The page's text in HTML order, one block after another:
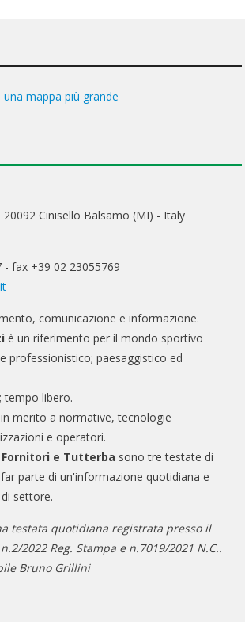
20092 Cinisello Balsamo (MI) - Italy
- fax +39 02 23055769
comunicazione e informazione.
è un riferimento per il mondo sportivo
professionistico; paesaggistico ed
tempo libero.
merito a normative, tecnologie
e operatori.
e Tutterba sono tre testate di
parte di un'informazione quotidiana e
settore.
testata quotidiana registrata presso il
2022 Reg. Stampa e n.7019/2021 N.C..
Bruno Grillini